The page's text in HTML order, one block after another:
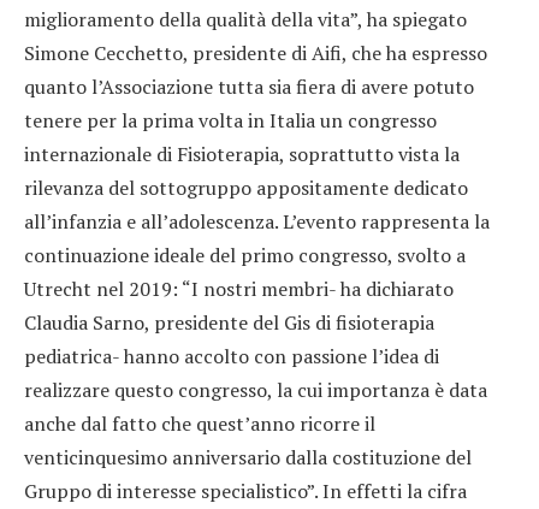
miglioramento della qualità della vita”, ha spiegato
Simone Cecchetto, presidente di Aifi, che ha espresso
quanto l’Associazione tutta sia fiera di avere potuto
tenere per la prima volta in Italia un congresso
internazionale di Fisioterapia, soprattutto vista la
rilevanza del sottogruppo appositamente dedicato
all’infanzia e all’adolescenza. L’evento rappresenta la
continuazione ideale del primo congresso, svolto a
Utrecht nel 2019: “I nostri membri- ha dichiarato
Claudia Sarno, presidente del Gis di fisioterapia
pediatrica- hanno accolto con passione l’idea di
realizzare questo congresso, la cui importanza è data
anche dal fatto che quest’anno ricorre il
venticinquesimo anniversario dalla costituzione del
Gruppo di interesse specialistico”. In effetti la cifra